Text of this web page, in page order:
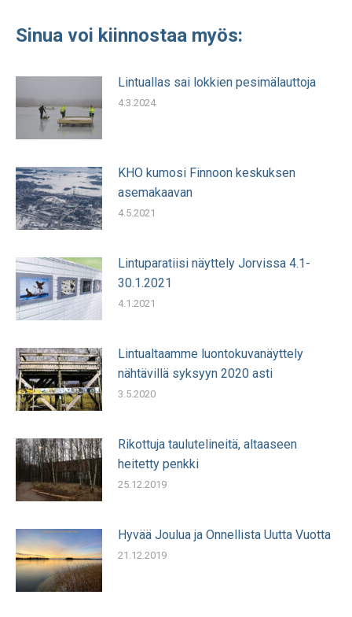
Sinua voi kiinnostaa myös:
Lintuallas sai lokkien pesimälauttoja
4.3.2024
KHO kumosi Finnoon keskuksen
asemakaavan
4.5.2021
Lintuparatiisi näyttely Jorvissa 4.1-
30.1.2021
4.1.2021
Lintualtaamme luontokuvanäyttely
nähtävillä syksyyn 2020 asti
3.5.2020
Rikottuja taulutelineitä, altaaseen
heitetty penkki
25.12.2019
Hyvää Joulua ja Onnellista Uutta Vuotta
21.12.2019